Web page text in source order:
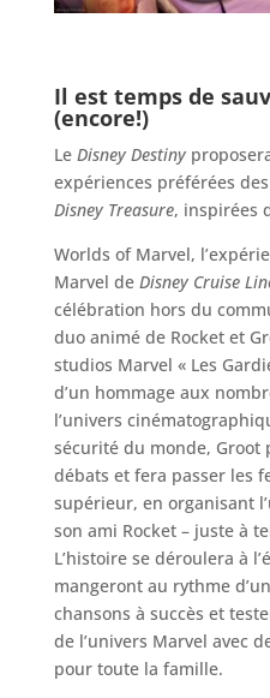
Il est temps de
(encore!)
LeDisney Destiny
expériences préférées
Disney Treasure, inspirées
Worlds of Marvel,
Marvel de Disney Cruise
célébration hors du
duo animé de Rocket et
studios Marvel « Les
d’un hommage aux
l’univers
sécurité du monde, Groot
débats et fera passer les
supérieur, en organisant
son ami Rocket – juste à
L’histoire se déroulera à
mangeront au rythme
chansons à succès et
de l’univers Marvel avec
pour toute la famille.